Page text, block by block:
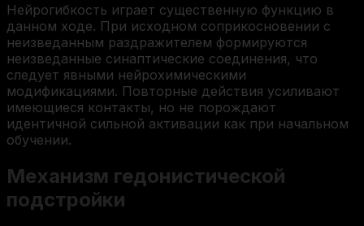
Нейрогибкость играет существенную функцию в
данном ходе. При исходном соприкосновении с
неизведанным раздражителем формируются
неизведанные синаптические соединения, что
следует явными нейрохимическими
модификациями. Повторные действия усиливают
имеющиеся контакты, но не порождают
идентичной сильной активации как при начальном
обучении.
Механизм гедонистической
подстройки